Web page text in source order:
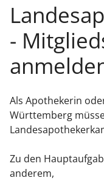
-
Als Apothekerin
Württemberg
Zu den
anderem,